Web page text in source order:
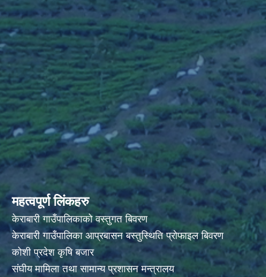
महत्वपूर्ण लिंकहरु
केराबारी गाउँपालिकाको वस्तुगत बिवरण
केराबारी गाउँपालिका आप्रबासन बस्तुस्थिति प्रोफाइल बिवरण
कोशी प्रदेश कृषि बजार
संघीय मामिला तथा सामान्य प्रशासन मन्त्रालय